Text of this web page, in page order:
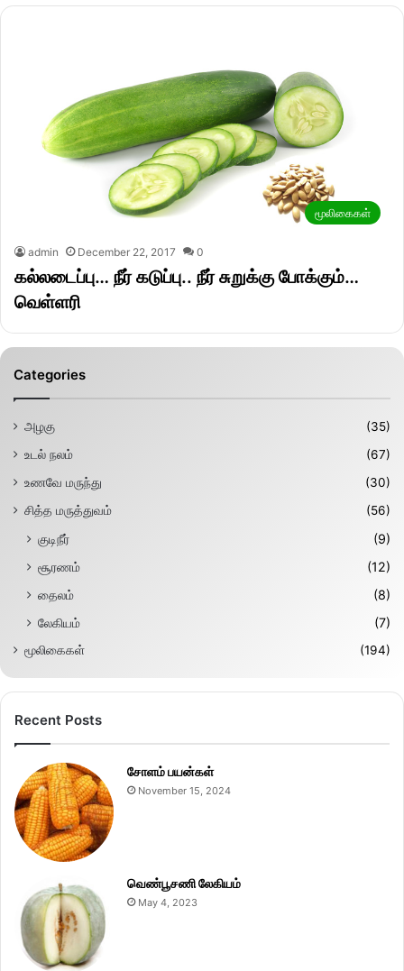
மூலிகைகள்
admin December 22, 2017 0
கல்லடைப்பு… நீர் கடுப்பு.. நீர் சுறுக்கு போக்கும்…
வெள்ளரி
Categories
அழகு
(35)
உடல் நலம்
(67)
உணவே மருந்து
(30)
சித்த மருத்துவம்
(56)
குடிநீர்
(9)
சூரணம்
(12)
தைலம்
(8)
லேகியம்
(7)
மூலிகைகள் (194)
Recent Posts
சோளம் பயன்கள்
November 15, 2024
வெண்பூசணி லேகியம்
May 4, 2023